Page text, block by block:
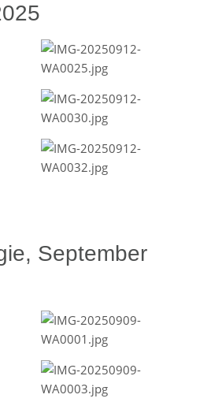
September